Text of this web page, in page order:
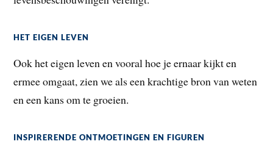
HET EIGEN LEVEN
Ook het eigen leven en vooral hoe je ernaar kijkt en
ermee omgaat, zien we als een krachtige bron van weten
en een kans om te groeien.
INSPIRERENDE ONTMOETINGEN EN FIGUREN